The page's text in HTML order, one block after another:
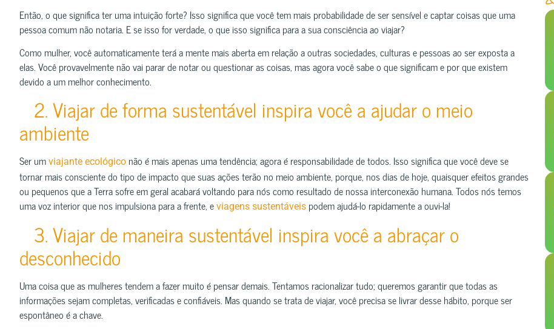
Então, o que significa ter uma intuição forte? Isso significa que você tem mais probabilidade de ser sensível e captar coisas que uma
pessoa comum não notaria. E se isso for verdade, o que isso significa para a sua consciência ao viajar?
Como mulher, você automaticamente terá a mente mais aberta em relação a outras sociedades, culturas e pessoas ao ser exposta a
elas. Você provavelmente não vai parar de notar ou questionar as coisas, mas agora você sabe o que significam e por que existem
devido a um melhor conhecimento.
2. Viajar de forma sustentável inspira você a ajudar o meio
ambiente
Ser um viajante ecológico não é mais apenas uma tendência; agora é responsabilidade de todos. Isso significa que você deve se
tornar mais consciente do tipo de impacto que suas ações terão no meio ambiente, porque, nos dias de hoje, quaisquer efeitos grandes
ou pequenos que a Terra sofre em geral acabará voltando para nós como resultado de nossa interconexão humana. Todos nós temos
uma voz interior que nos impulsiona para a frente, e viagens sustentáveis ​​podem ajudá-lo rapidamente a ouvi-la!
3. Viajar de maneira sustentável inspira você a abraçar o
desconhecido
Uma coisa que as mulheres tendem a fazer muito é pensar demais. Tentamos racionalizar tudo; queremos garantir que todas as
informações sejam completas, verificadas e confiáveis. Mas quando se trata de viajar, você precisa se livrar desse hábito, porque ser
espontâneo é a chave.